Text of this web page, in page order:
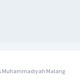
Muhammadiyah Malang